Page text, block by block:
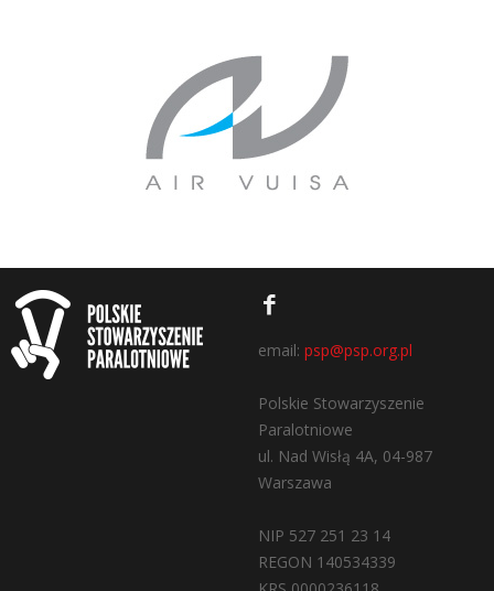
email: psp@psp.org.pl
Polskie Stowarzyszenie
Paralotniowe
ul. Nad Wisłą 4A, 04-987
Warszawa
NIP 527 251 23 14
REGON 140534339